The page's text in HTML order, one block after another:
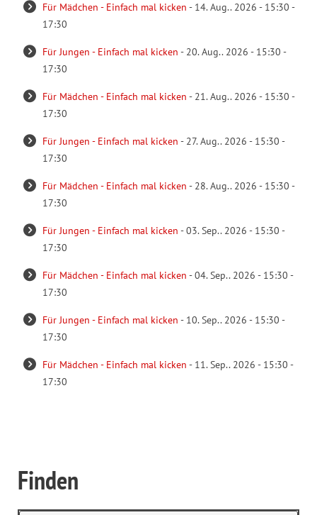
Für Mädchen - Einfach mal kicken - 14. Aug.. 2026 - 15:30 -
17:30
Für Jungen - Einfach mal kicken - 20. Aug.. 2026 - 15:30 -
17:30
Für Mädchen - Einfach mal kicken - 21. Aug.. 2026 - 15:30 -
17:30
Für Jungen - Einfach mal kicken - 27. Aug.. 2026 - 15:30 -
17:30
Für Mädchen - Einfach mal kicken - 28. Aug.. 2026 - 15:30 -
17:30
Für Jungen - Einfach mal kicken - 03. Sep.. 2026 - 15:30 -
17:30
Für Mädchen - Einfach mal kicken - 04. Sep.. 2026 - 15:30 -
17:30
Für Jungen - Einfach mal kicken - 10. Sep.. 2026 - 15:30 -
17:30
Für Mädchen - Einfach mal kicken - 11. Sep.. 2026 - 15:30 -
17:30
Finden